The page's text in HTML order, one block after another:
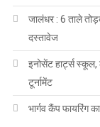
जालंधर : 6 ताले
दस्तावेज
इनोसेंट हार्ट्स स्कूल,
टूर्नामेंट
भार्गव कैंप फायरिंग